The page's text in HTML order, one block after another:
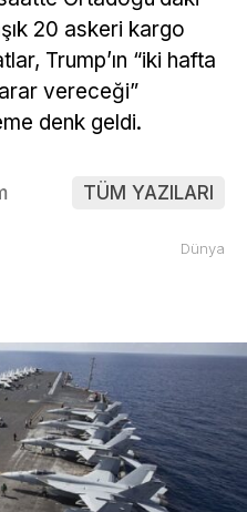
20 askeri kargo
Trump’ın “iki hafta
vereceği”
denk geldi.
TÜM YAZILARI
Dünya